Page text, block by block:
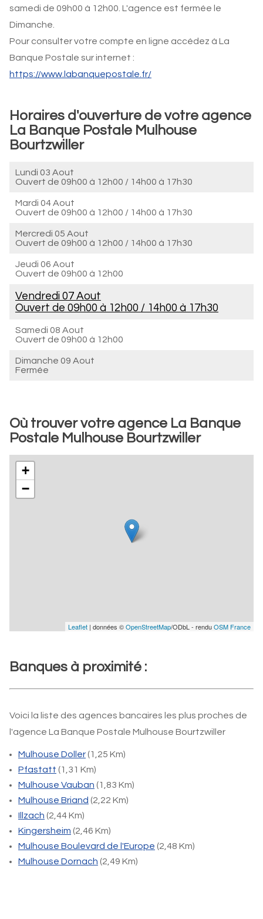
samedi de 09h00 à 12h00. L'agence est fermée le
Dimanche.
Pour consulter votre compte en ligne accédez à La
Banque Postale sur internet :
https://www.labanquepostale.fr/
Horaires d'ouverture de votre agence
La Banque Postale Mulhouse
Bourtzwiller
Lundi 03 Aout
Ouvert de 09h00 à 12h00 / 14h00 à 17h30
Mardi 04 Aout
Ouvert de 09h00 à 12h00 / 14h00 à 17h30
Mercredi 05 Aout
Ouvert de 09h00 à 12h00 / 14h00 à 17h30
Jeudi 06 Aout
Ouvert de 09h00 à 12h00
Vendredi 07 Aout
Ouvert de 09h00 à 12h00 / 14h00 à 17h30
Samedi 08 Aout
Ouvert de 09h00 à 12h00
Dimanche 09 Aout
Fermée
Où trouver votre agence La Banque
Postale Mulhouse Bourtzwiller
+
−
Leaflet | données ©OpenStreetMap/ODbL - renduOSM France
Banques à proximité :
Voici la liste des agences bancaires les plus proches de
l'agence La Banque Postale Mulhouse Bourtzwiller
Mulhouse Doller(1,25 Km)
Pfastatt (1,31 Km)
Mulhouse Vauban (1,83 Km)
Mulhouse Briand (2,22 Km)
Illzach (2,44 Km)
Kingersheim (2,46 Km)
Mulhouse Boulevard de l'Europe (2,48 Km)
Mulhouse Dornach (2,49 Km)